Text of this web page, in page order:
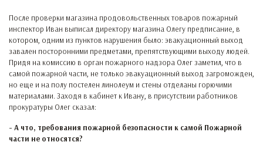
После проверки магазина продовольственных товаров пожарный
инспектор Иван выписал директору магазина Олегу предписание, в
котором, одним из пунктов нарушения было: эвакуационный выход
завален посторонними предметами, препятствующими выходу людей.
Придя на комиссию в орган пожарного надзора Олег заметил, что в
самой пожарной части, не только эвакуационный выход загроможден,
но еще и на полу постелен линолеум и стены отделаны горючими
материалами. Заходя в кабинет к Ивану, в присутствии работников
прокуратуры Олег сказал:
- А что, требования пожарной безопасности к самой Пожарной
части не относятся?